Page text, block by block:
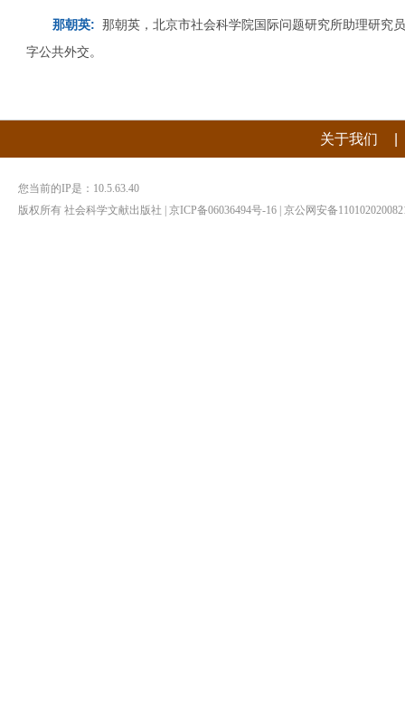
那朝英: 那朝英，北京市社会科学院国际问题研究所助理研究
字公共外交。
关于我们
您当前的IP是： 10.5.63.40
版权所有 社会科学文献出版社 | 京ICP备06036494号-16 | 京公网安备